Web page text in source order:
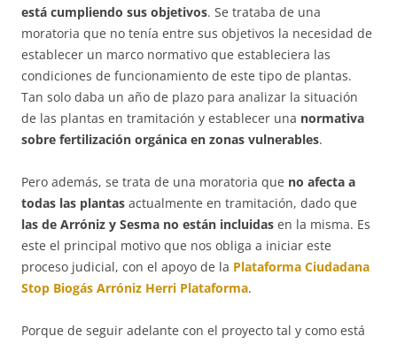
está cumpliendo sus objetivos. Se trataba de una
moratoria que no tenía entre sus objetivos la necesidad de
establecer un marco normativo que estableciera las
condiciones de funcionamiento de este tipo de plantas.
Tan solo daba un año de plazo para analizar la situación
de las plantas en tramitación y establecer una normativa
sobre fertilización orgánica en zonas vulnerables.
Pero además, se trata de una moratoria que no afecta a
todas las plantas actualmente en tramitación, dado que
las de Arróniz y Sesma no están incluidas en la misma. Es
este el principal motivo que nos obliga a iniciar este
proceso judicial, con el apoyo de la Plataforma Ciudadana
Stop Biogás Arróniz Herri Plataforma.
Porque de seguir adelante con el proyecto tal y como está